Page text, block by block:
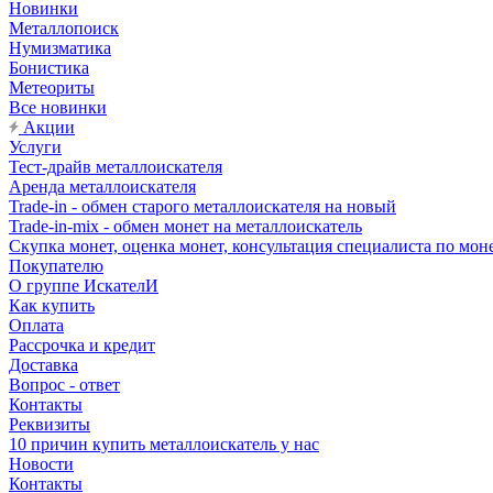
Новинки
Металлопоиск
Нумизматика
Бонистика
Метеориты
Все новинки
Акции
Услуги
Тест-драйв металлоискателя
Аренда металлоискателя
Trade-in - обмен старого металлоискателя на новый
Trade-in-mix - обмен монет на металлоискатель
Скупка монет, оценка монет, консультация специалиста по
Покупателю
О группе ИскателИ
Как купить
Оплата
Рассрочка и кредит
Доставка
Вопрос - ответ
Контакты
Реквизиты
10 причин купить металлоискатель у нас
Новости
Контакты